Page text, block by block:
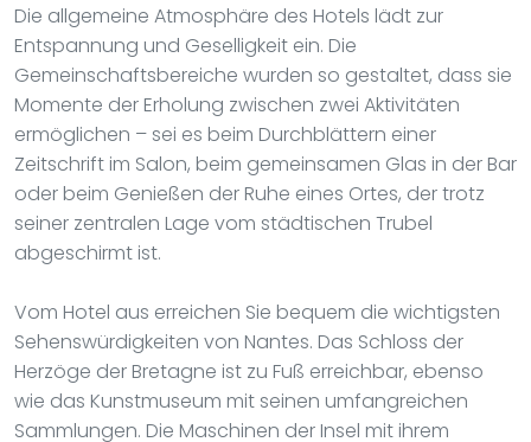
Die allgemeine Atmosphäre des Hotels lädt zur
Entspannung und Geselligkeit ein. Die
Gemeinschaftsbereiche wurden so gestaltet, dass sie
Momente der Erholung zwischen zwei Aktivitäten
ermöglichen – sei es beim Durchblättern einer
Zeitschrift im Salon, beim gemeinsamen Glas in der Bar
oder beim Genießen der Ruhe eines Ortes, der trotz
seiner zentralen Lage vom städtischen Trubel
abgeschirmt ist.
Vom Hotel aus erreichen Sie bequem die wichtigsten
Sehenswürdigkeiten von Nantes. Das Schloss der
Herzöge der Bretagne ist zu Fuß erreichbar, ebenso
wie das Kunstmuseum mit seinen umfangreichen
Sammlungen. Die Maschinen der Insel mit ihrem